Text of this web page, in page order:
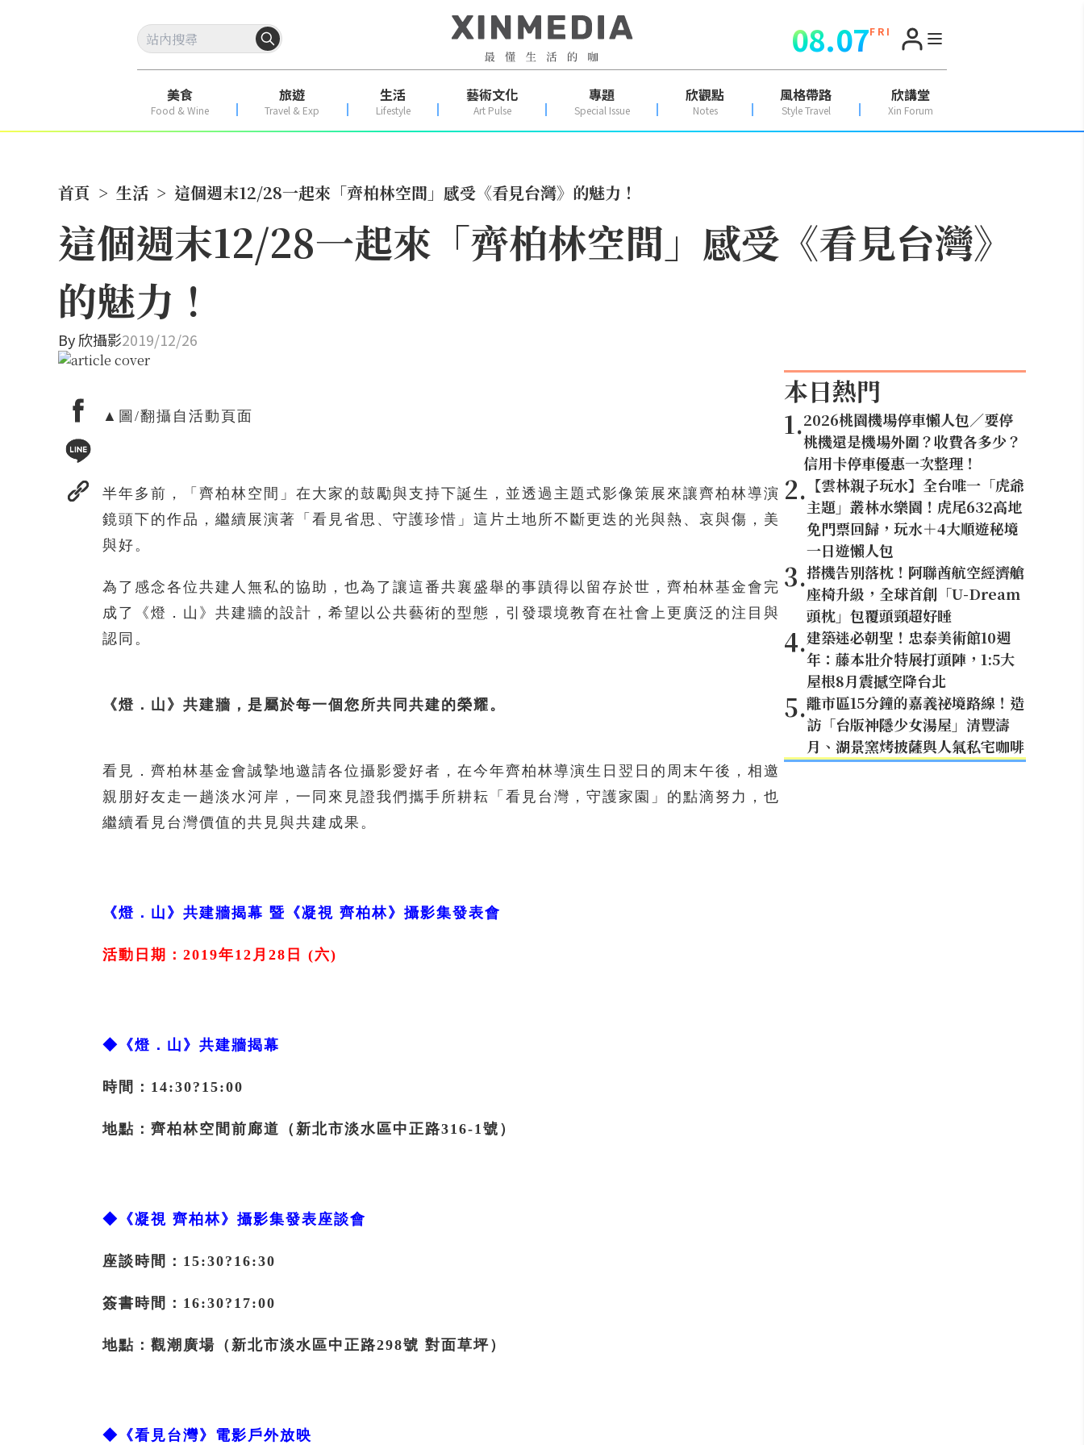
08.07F R I
美食
Food & Wine
旅遊
Travel & Exp
生活
Lifestyle
藝術文化
Art Pulse
專題
Special Issue
欣觀點
Notes
風格帶路
Style Travel
欣講堂
Xin Forum
首頁 > 生活 > 這個週末12/28一起來「齊柏林空間」感受《看見台灣》的魅力！
這個週末12/28一起來「齊柏林空間」感受《看見台灣》
的魅力！
By欣攝影2019/12/26
▲圖/翻攝自活動頁面
半年多前，「齊柏林空間」在大家的鼓勵與支持下誕生，並透過主題式影像策展來讓齊柏林導演
鏡頭下的作品，繼續展演著「看見省思、守護珍惜」這片土地所不斷更迭的光與熱、哀與傷，美
與好。
為了感念各位共建人無私的協助，也為了讓這番共襄盛舉的事蹟得以留存於世，齊柏林基金會完
成了《燈．山》共建牆的設計，希望以公共藝術的型態，引發環境教育在社會上更廣泛的注目與
認同。
《燈．山》共建牆，是屬於每一個您所共同共建的榮耀。
看見．齊柏林基金會誠摯地邀請各位攝影愛好者，在今年齊柏林導演生日翌日的周末午後，相邀
親朋好友走一趟淡水河岸，一同來見證我們攜手所耕耘「看見台灣，守護家園」的點滴努力，也
繼續看見台灣價值的共見與共建成果。
《燈．山》共建牆揭幕 暨《凝視 齊柏林》攝影集發表會
活動日期：2019年12月28日 (六)
◆《燈．山》共建牆揭幕
時間：14:30?15:00
地點：齊柏林空間前廊道（新北市淡水區中正路316-1號）
◆《凝視 齊柏林》攝影集發表座談會
座談時間：15:30?16:30
簽書時間：16:30?17:00
地點：觀潮廣場（新北市淡水區中正路298號 對面草坪）
◆《看見台灣》電影戶外放映
本日熱門
1.2026桃園機場停車懶人包／要停
桃機還是機場外圍？收費各多少？
信用卡停車優惠一次整理！
2. 【雲林親子玩水】全台唯一「虎爺
主題」叢林水樂園！虎尾632高地
免門票回歸，玩水＋4大順遊秘境
一日遊懶人包
3.搭機告別落枕！阿聯酋航空經濟艙
座椅升級，全球首創「U-Dream
頭枕」包覆頭頸超好睡
4.建築迷必朝聖！忠泰美術館10週
年：藤本壯介特展打頭陣，1:5大
屋根8月震撼空降台北
5.離市區15分鐘的嘉義祕境路線！造
訪「台版神隱少女湯屋」清豐濤
月、湖景窯烤披薩與人氣私宅咖啡